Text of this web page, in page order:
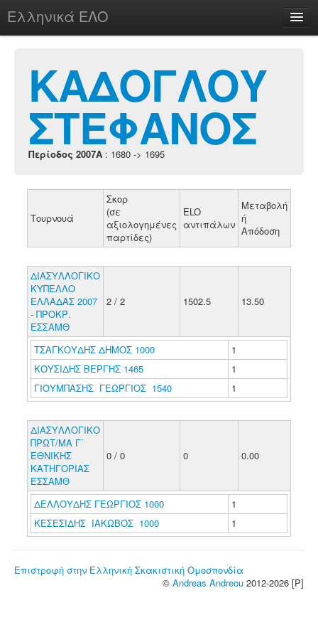
Ελληνικά ΕΛΟ
chesstu.be @ discord
Login
ΚΑΔΟΓΛΟΥ
ΣΤΕΦΑΝΟΣ
Περίοδος 2007A : 1680 -> 1695
Τουρνουά
Σκορ
(σε
αξιολογημένες
παρτίδες)
ELO
αντιπάλων
Μεταβολή
ή
Απόδοση
ΔΙΑΣΥΛΛΟΓΙΚΟ
ΚΥΠΕΛΛΟ
ΕΛΛΑΔΑΣ 2007
- ΠΡΟΚΡ.
ΕΣΣΑΜΘ
2 / 2 1502.5 13.50
ΤΣΑΓΚΟΥΔΗΣ ΔΗΜΟΣ 1000
1
ΚΟΥΣΙΔΗΣ ΒΕΡΓΗΣ 1465
1
ΓΙΟΥΜΠΑΣΗΣ ΓΕΩΡΓΙΟΣ 1540
1
ΔΙΑΣΥΛΛΟΓΙΚΟ
ΠΡΩΤ/ΜΑ Γ΄
ΕΘΝΙΚΗΣ
ΚΑΤΗΓΟΡΙΑΣ
ΕΣΣΑΜΘ
0 / 0 0 0.00
ΔΕΛΛΟΥΔΗΣ ΓΕΩΡΓΙΟΣ 1000
1
ΚΕΣΕΣΙΔΗΣ ΙΑΚΩΒΟΣ 1000
1
Επιστροφή στην Ελληνική Σκακιστική Ομοσπονδία
© Andreas Andreou 2012-2026 [P]